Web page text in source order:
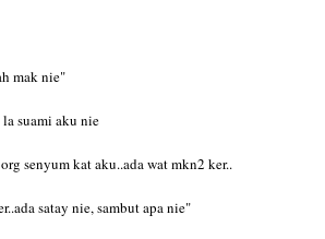
mak nie"
suami aku nie
senyum kat aku..ada wat mkn2 ker..
satay nie, sambut apa nie"